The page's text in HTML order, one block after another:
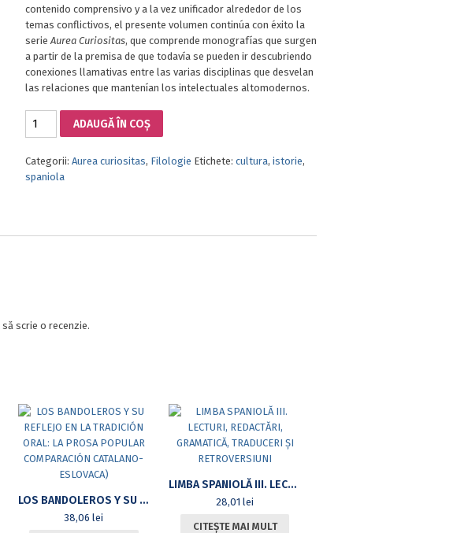
contenido comprensivo y a la vez unificador alrededor de los
temas conflictivos, el presente volumen continúa con éxito la
serieAurea Curiositas, que comprende monografías que surgen
a partir de la premisa de que todavía se pueden ir descubriendo
conexiones llamativas entre las varias disciplinas que desvelan
las relaciones que mantenían los intelectuales altomodernos.
Cantitate
GUERRAS
Y
ESCRITURA
ADAUGĂ ÎN COȘ
Categorii: Aurea curiositas, Filologie Etichete: cultura, istorie,
spaniola
scrie o recenzie.
LOS BANDOLEROS Y SU REFLEJO EN LA TRADICIÓN ORAL: LA PROSA POPULAR COMPARACIÓN CATALANO-ESLOVACA)
38,06 lei
LIMBA SPANIOLĂ III. LECTURI, REDACTĂRI, GRAMATICĂ, TRADUCERI ȘI RETROVERSIUNI
28,01 lei
CITEȘTE MAI MULT